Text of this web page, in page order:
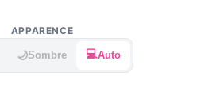
APPARENCE
🌙Sombre 💻Auto